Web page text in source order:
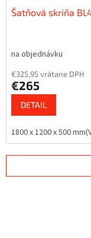
Šatňová skriňa
na objednávku
€325,95 vrátane DPH
€265
DETAIL
1800 x 1200 x 500